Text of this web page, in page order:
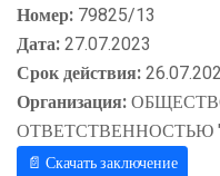
Номер: 79825/13
Дата:27.07.2023
Срок действия:
Организация:
ОТВЕТСТВЕННОСТЬЮ
📄 Скачать заключение